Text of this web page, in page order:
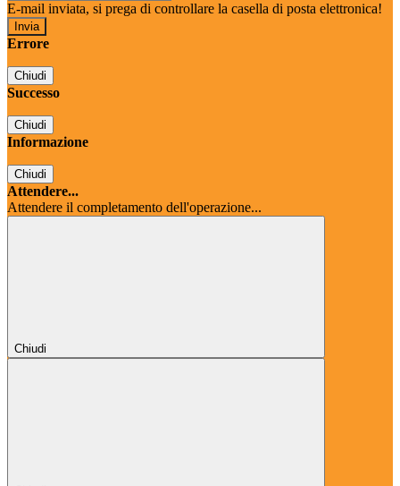
E-mail inviata, si prega di controllare la casella di posta elettronica!
Errore
Chiudi
Successo
Chiudi
Informazione
Chiudi
Attendere...
Attendere il completamento dell'operazione...
Chiudi